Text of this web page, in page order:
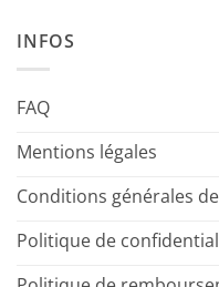
INFOS
FAQ
Mentions légales
Conditions générales
Politique de